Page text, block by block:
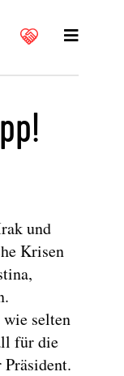
und
Krisen
selten
für die